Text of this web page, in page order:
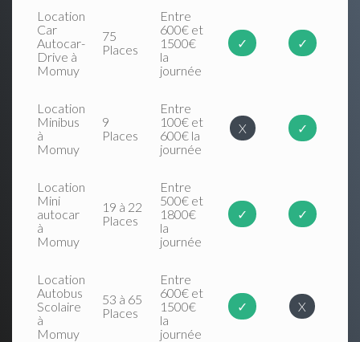
Location
Car
Autocar-
Drive à
Momuy
75
Places
Entre
600€ et
1500€
la
journée
✓ ✓
Location
Minibus
à
Momuy
9
Places
Entre
100€ et
600€ la
journée
X ✓
Location
Mini
autocar
à
Momuy
19 à 22
Places
Entre
500€ et
1800€
la
journée
✓ ✓
Location
Autobus
Scolaire
à
Momuy
53 à 65
Places
Entre
600€ et
1500€
la
journée
✓ X